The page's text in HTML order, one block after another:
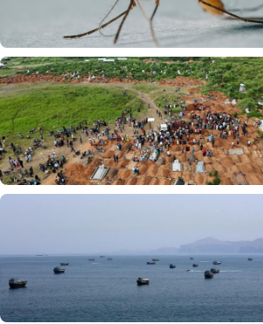
Internasional
Satu nyawa melayang, virus West Nile
kembali mengintai Israel
Indonesia•07 Aug 2026
UNICEF: Wabah Ebola tewaskan 330
RD Kongo, balita jadi korban
07 Aug 2026